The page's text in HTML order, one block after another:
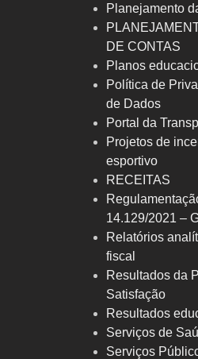
Planejamento
DE CONTAS
Planos
Política de
de Dados
Portal da
Projetos de
esportivo
RECEITAS
14.129/2021 –
Relatórios
fiscal
Resultados da
Satisfação
Resultados
Serviços de
Serviços